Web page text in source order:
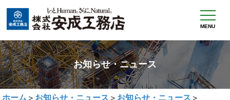
MENU
お知らせ・ニュース
ホーム ＞ お知らせ・ニュース ＞ お知らせ・ニュース ＞